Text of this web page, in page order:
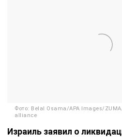
Фото: Belal Osama/APA Images/
alliance
Израиль заявил о